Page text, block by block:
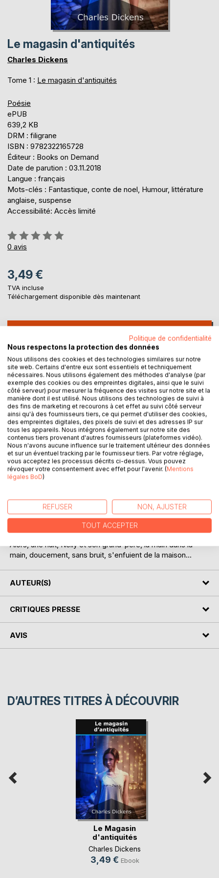
Le magasin d'antiquités
Charles Dickens
Tome 1 : Le magasin d'antiquités
Poésie
ePUB
639,2 KB
DRM : filigrane
ISBN : 9782322165728
Éditeur : Books on Demand
Date de parution : 03.11.2018
Langue : français
Mots-clés : Fantastique, conte de noel, Humour, littérature
anglaise, suspense
Accessibilité: Accès limité
Évaluation:
0%
0 avis
3,49 €
TVA incluse
Téléchargement disponible dès maintenant
Ajouter à ma liste d'envies
Laisser un avis
DESCRIPTION
Un soir, un vieux Londonien s'entend prier par une jolie
petite fille de lui indiquer le chemin d'une rue située loin,
du grand-père de Nelly, propriétaire d'un magasin
d'antiquités. Ce vieillard, qui a aussi un garnement de petit-
fils, entretient d'étranges relations avec un nain odieux;
celui-ci, perfidement, le dépossède de son magasin...
Alors, une nuit, Nelly et son grand-père, la main dans la
main, doucement, sans bruit, s'enfuient de la maison...
AUTEUR(S)
CRITIQUES PRESSE
AVIS
D’AUTRES TITRES À DÉCOUVRIR
Le Magasin
d'antiquités
Charles Dickens
3,49 € Ebook
Politique de confidentialité
Nous respectons la protection des données
Nous utilisons des cookies et des technologies similaires sur notre
site web. Certains d'entre eux sont essentiels et techniquement
nécessaires. Nous utilisons également des méthodes d'analyse (par
exemple des cookies ou des empreintes digitales, ainsi que le suivi
côté serveur) pour mesurer la fréquence des visites sur notre site et la
manière dont il est utilisé. Nous utilisons des technologies de suivi à
des fins de marketing et recourons à cet effet au suivi côté serveur
ainsi qu'à des fournisseurs tiers, ce qui permet d'utiliser des cookies,
des empreintes digitales, des pixels de suivi et des adresses IP sur
tous les appareils. Nous intégrons également sur notre site des
contenus tiers provenant d'autres fournisseurs (plateformes vidéo).
Nous n'avons aucune influence sur le traitement ultérieur des données
et sur un éventuel tracking par le fournisseur tiers. Par votre réglage,
vous acceptez les processus décrits ci-dessus. Vous pouvez
révoquer votre consentement avec effet pour l'avenir. (Mentions
légales BoD)
REFUSER NON, AJUSTER
TOUT ACCEPTER